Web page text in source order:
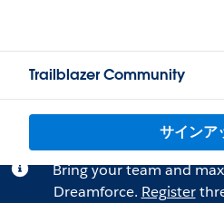
Trailblazer Community
サインア
Bring your team and
Dreamforce. Register